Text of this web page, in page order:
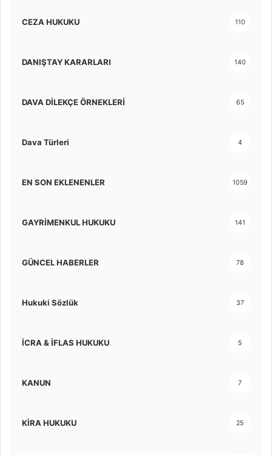
CEZA HUKUKU 110
DANIŞTAY KARARLARI 140
DAVA DİLEKÇE ÖRNEKLERİ 65
Dava Türleri 4
EN SON EKLENENLER 1059
GAYRİMENKUL HUKUKU 141
GÜNCEL HABERLER 78
Hukuki Sözlük 37
İCRA & İFLAS HUKUKU 5
KANUN 7
KİRA HUKUKU 25